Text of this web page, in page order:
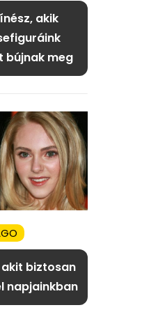
akik
bújnak meg
biztosan
napjainkban